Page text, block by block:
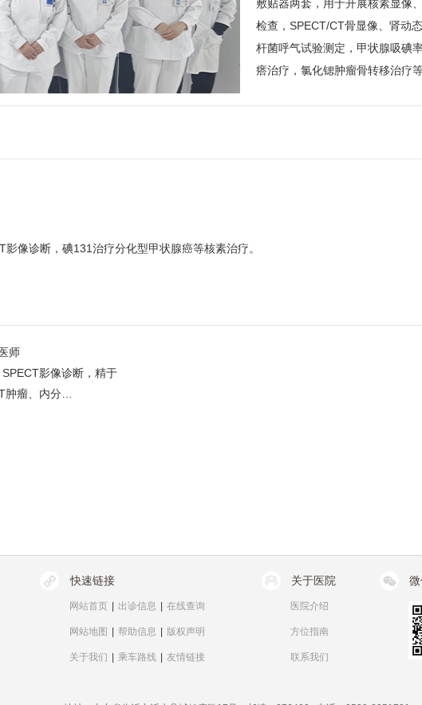
敷贴器两套，用于开展核素显像
检查，SPECT/CT骨显像、肾动
杆菌呼气试验测定，甲状腺吸碘
瘩治疗，氯化锶肿瘤骨转移治疗
影像诊断，碘131治疗分化型甲状腺癌等核素治疗。
师
影像诊断，精于
肿瘤、内分…
快速链接
网站首页 出诊信息 在线查询
网站地图 帮助信息 版权声明
关于我们 乘车路线 友情链接
关于医院
医院介绍
方位指南
联系我们